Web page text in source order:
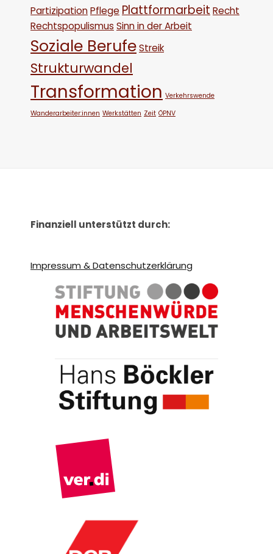
PartizipationPflege Plattformarbeit Recht
Rechtspopulismus Sinn in der Arbeit
Soziale BerufeStreik
Strukturwandel
Transformation Verkehrswende
Wanderarbeiter:innen Werkstätten Zeit ÖPNV
Finanziell unterstützt durch:
Impressum & Datenschutzerklärung